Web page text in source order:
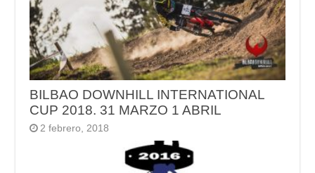
BILBAO DOWNHILL INTERNATIONAL
CUP 2018. 31 MARZO 1 ABRIL
2 febrero, 2018